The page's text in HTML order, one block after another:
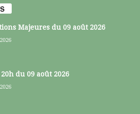
Majeures du 09 août 2026
20h du 09 août 2026